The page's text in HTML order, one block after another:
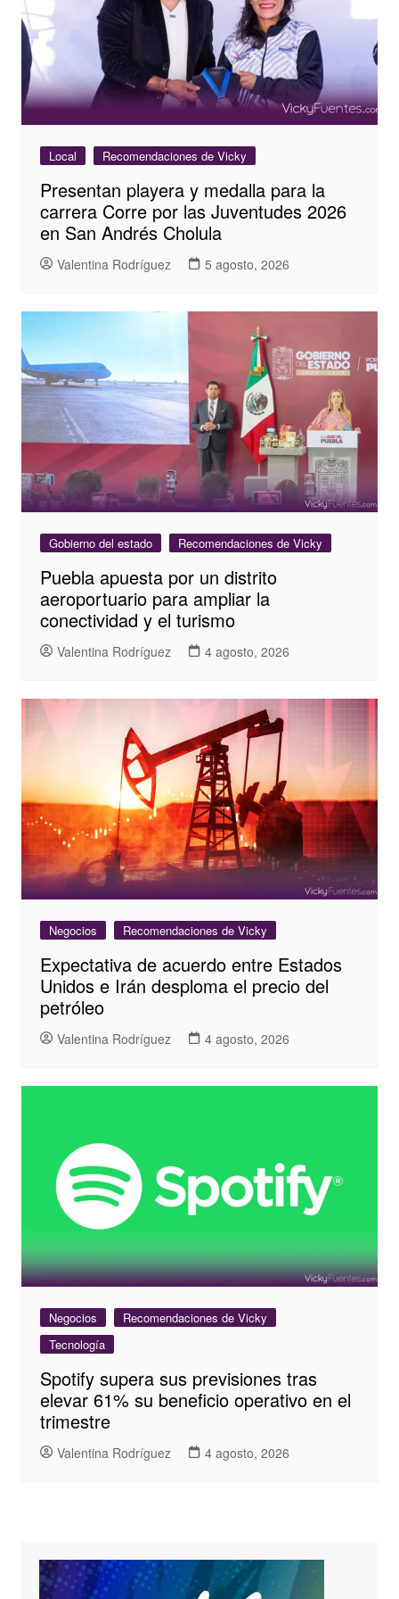
Local Recomendaciones de Vicky
Presentan playera y medalla para la
carrera Corre por las Juventudes 2026
en San Andrés Cholula
Valentina Rodríguez 5 agosto, 2026
Gobierno del estado Recomendaciones de Vicky
Puebla apuesta por un distrito
aeroportuario para ampliar la
conectividad y el turismo
Valentina Rodríguez 4 agosto, 2026
Negocios Recomendaciones de Vicky
Expectativa de acuerdo entre Estados
Unidos e Irán desploma el precio del
petróleo
Valentina Rodríguez 4 agosto, 2026
Negocios
Recomendaciones de Vicky
Tecnología
Spotify supera sus previsiones tras
elevar 61% su beneficio operativo en el
trimestre
Valentina Rodríguez 4 agosto, 2026